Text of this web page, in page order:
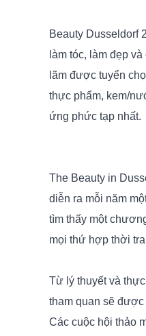
Beauty Dusseldorf
làm tóc, làm đẹp
lãm được tuyển
thực phẩm, kem/
ứng phức tạp nhất.
The Beauty in
diễn ra mỗi năm
tìm thấy một
mọi thứ hợp thời
Từ lý thuyết và
tham quan sẽ
Các cuộc hội thảo